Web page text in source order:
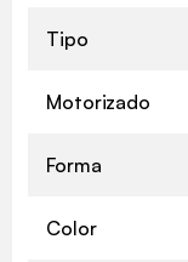
Tipo
Motorizado
Forma
Color